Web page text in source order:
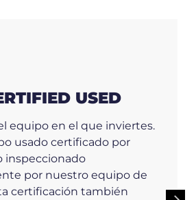
USED
equipo en el que inviertes.
usado certificado por
inspeccionado
por nuestro equipo de
certificación también